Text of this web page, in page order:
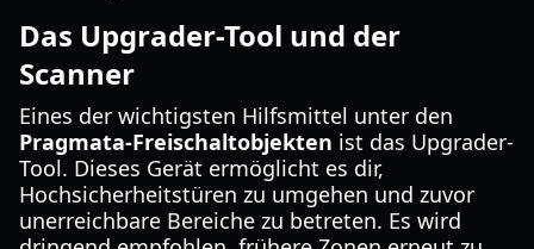
Das Upgrader-Tool und der
Scanner
Eines der wichtigsten Hilfsmittel unter den
Pragmata-Freischaltobjekten ist das Upgrader-
Tool. Dieses Gerät ermöglicht es dir,
Hochsicherheitstüren zu umgehen und zuvor
unerreichbare Bereiche zu betreten. Es wird